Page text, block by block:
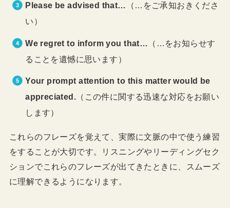
Please be advised that… （…をご承知おきくださ
い）
We regret to inform you that… （…をお知らせす
ることを遺憾に思います）
Your prompt attention to this matter would be
appreciated. （この件に関する迅速な対応をお願い
します）
これらのフレーズを覚えて、実際に文脈の中で使う練習
をすることが大切です。リスニングやリーディングセク
ションでこれらのフレーズが出てきたときに、スムーズ
に理解できるようになります。